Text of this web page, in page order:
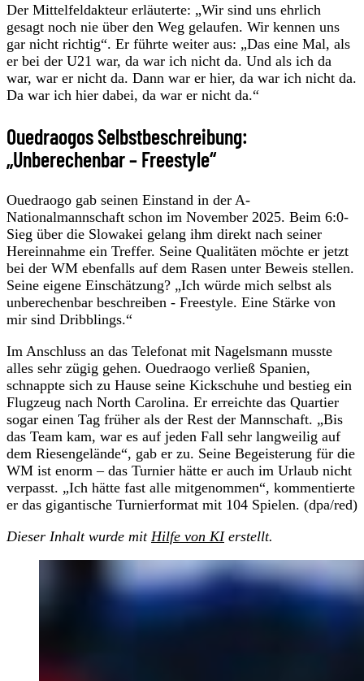
Der Mittelfeldakteur erläuterte: „Wir sind uns ehrlich
gesagt noch nie über den Weg gelaufen. Wir kennen uns
gar nicht richtig“. Er führte weiter aus: „Das eine Mal, als
er bei der U21 war, da war ich nicht da. Und als ich da
war, war er nicht da. Dann war er hier, da war ich nicht da.
Da war ich hier dabei, da war er nicht da.“
Ouedraogos Selbstbeschreibung:
„Unberechenbar – Freestyle“
Ouedraogo gab seinen Einstand in der A-
Nationalmannschaft schon im November 2025. Beim 6:0-
Sieg über die Slowakei gelang ihm direkt nach seiner
Hereinnahme ein Treffer. Seine Qualitäten möchte er jetzt
bei der WM ebenfalls auf dem Rasen unter Beweis stellen.
Seine eigene Einschätzung? „Ich würde mich selbst als
unberechenbar beschreiben - Freestyle. Eine Stärke von
mir sind Dribblings.“
Im Anschluss an das Telefonat mit Nagelsmann musste
alles sehr zügig gehen. Ouedraogo verließ Spanien,
schnappte sich zu Hause seine Kickschuhe und bestieg ein
Flugzeug nach North Carolina. Er erreichte das Quartier
sogar einen Tag früher als der Rest der Mannschaft. „Bis
das Team kam, war es auf jeden Fall sehr langweilig auf
dem Riesengelände“, gab er zu. Seine Begeisterung für die
WM ist enorm – das Turnier hätte er auch im Urlaub nicht
verpasst. „Ich hätte fast alle mitgenommen“, kommentierte
er das gigantische Turnierformat mit 104 Spielen. (dpa/red)
Dieser Inhalt wurde mit Hilfe von KIerstellt.